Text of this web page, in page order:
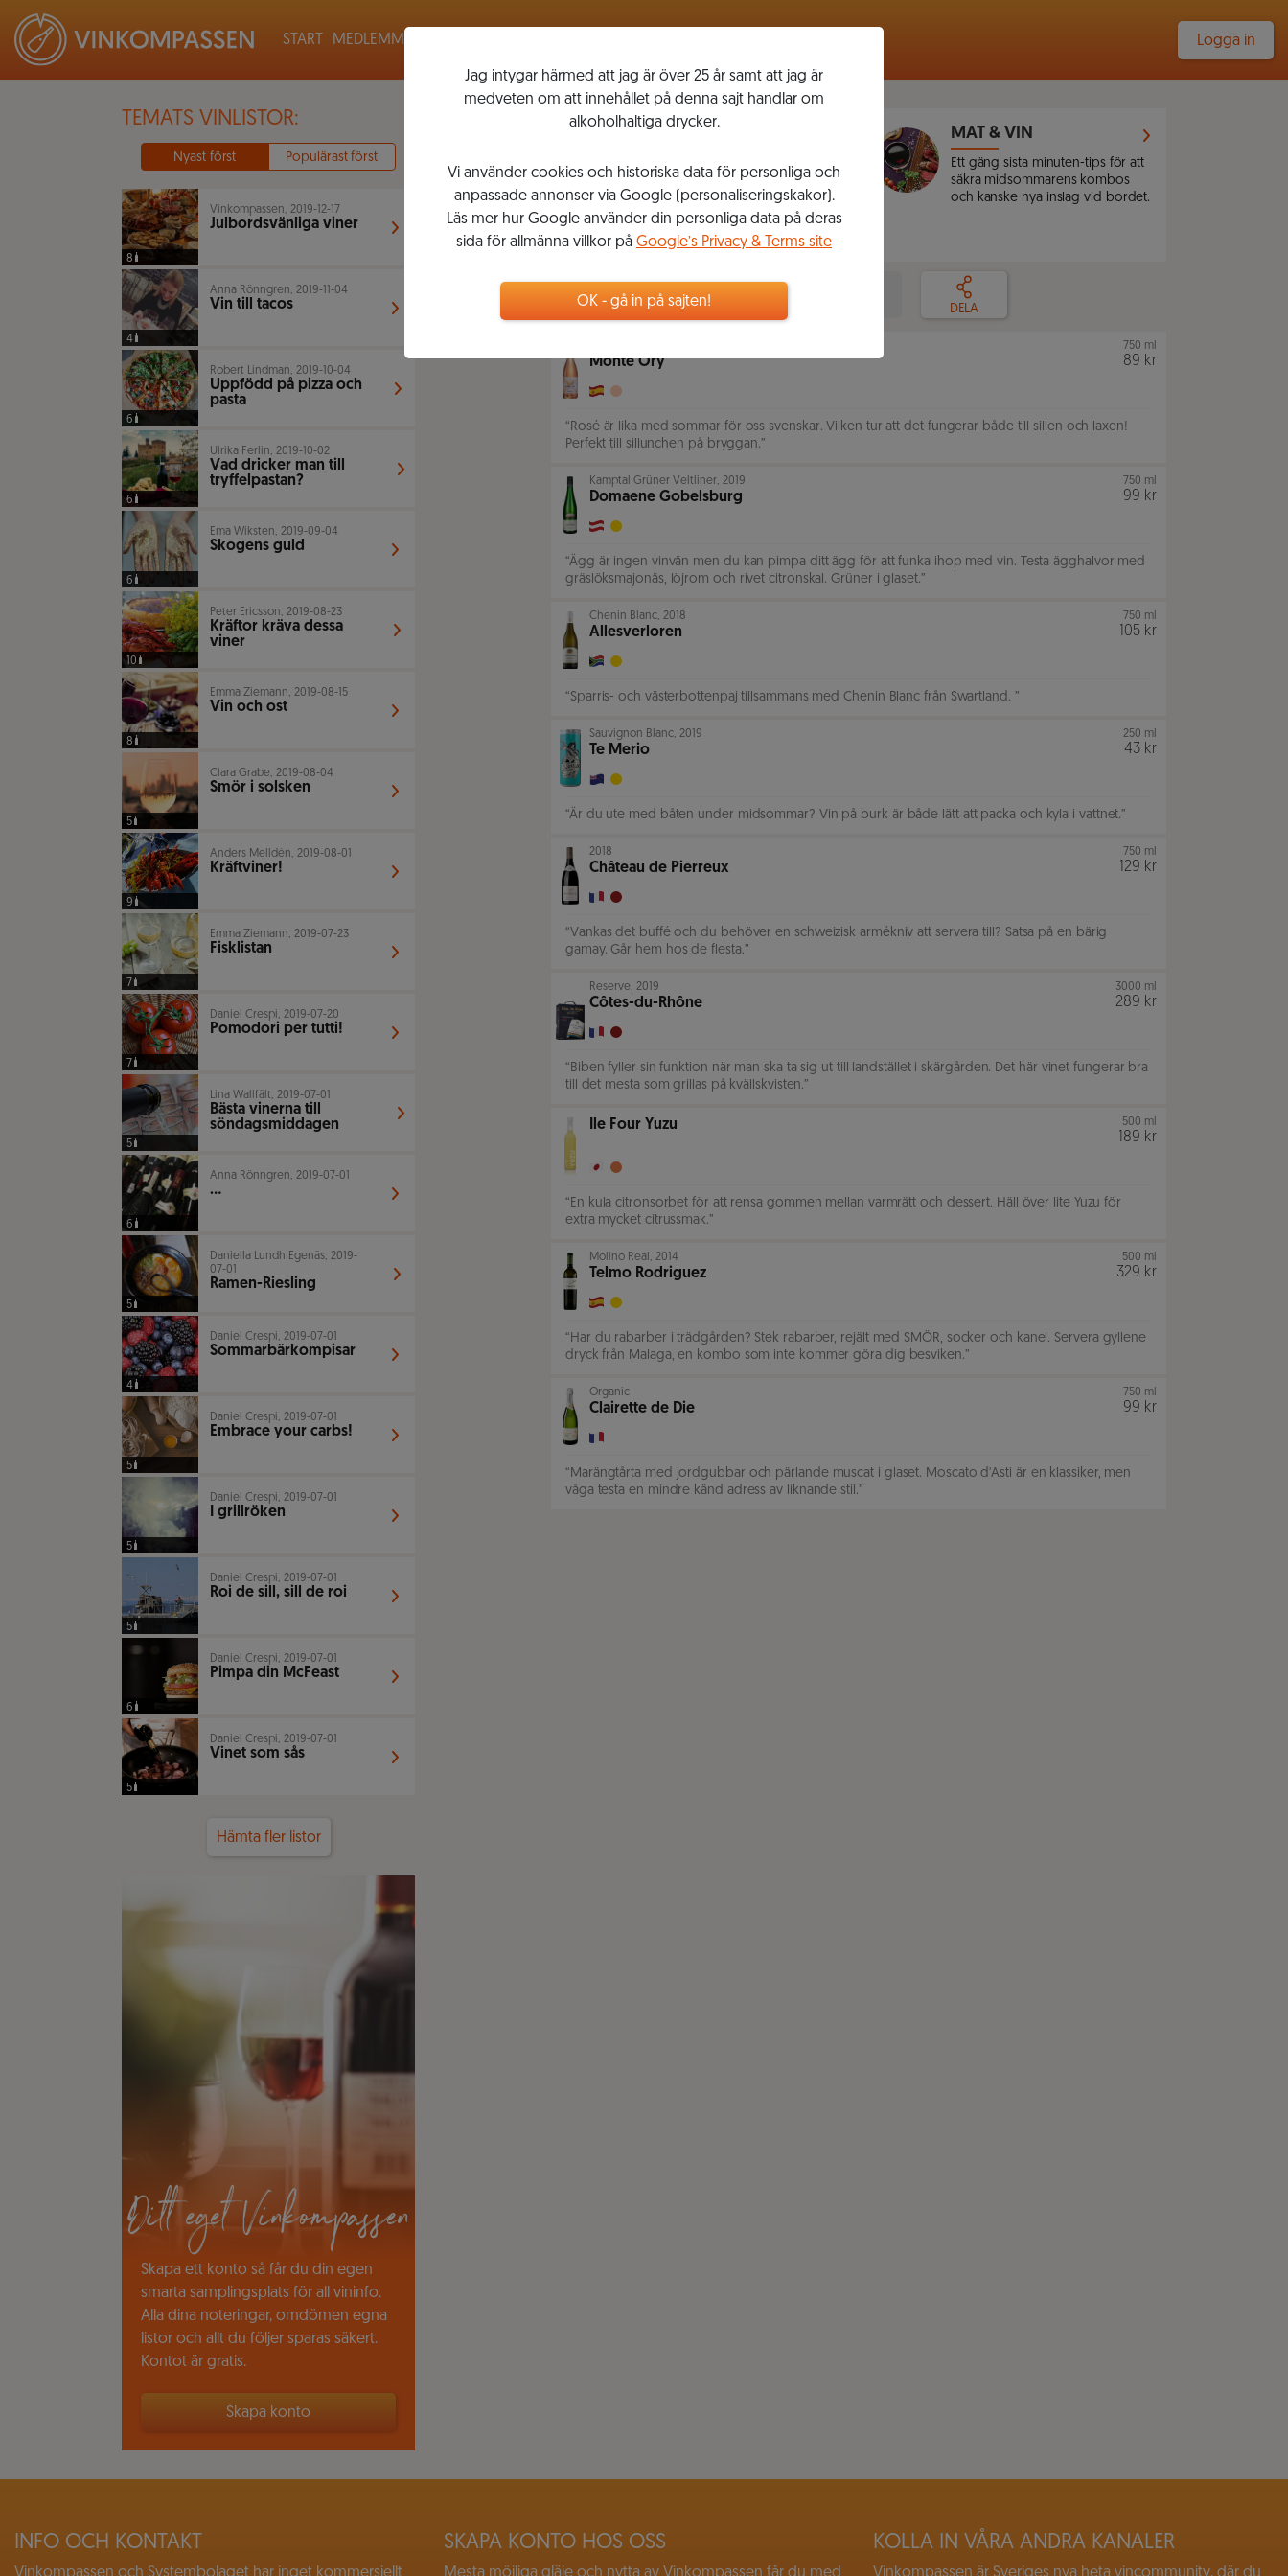
START MEDLEMMAR Logga in
TEMATS VINLISTOR:
Nyast först Populärast först
8
Vinkompassen, 2019-12-17
Julbordsvänliga viner
4
Anna Rönngren, 2019-11-04
Vin till tacos
6
Robert Lindman, 2019-10-04
Uppfödd på pizza och
pasta
6
Ulrika Ferlin, 2019-10-02
Vad dricker man till
tryffelpastan?
6
Ema Wiksten, 2019-09-04
Skogens guld
10
Peter Ericsson, 2019-08-23
Kräftor kräva dessa
viner
8
Emma Ziemann, 2019-08-15
Vin och ost
5
Clara Grabe, 2019-08-04
Smör i solsken
9
Anders Melldén, 2019-08-01
Kräftviner!
7
Emma Ziemann, 2019-07-23
Fisklistan
7
Daniel Crespi, 2019-07-20
Pomodori per tutti!
5
Lina Wallfält, 2019-07-01
Bästa vinerna till
söndagsmiddagen
6
Anna Rönngren, 2019-07-01
…
5
Daniella Lundh Egenäs, 2019-
07-01
Ramen-Riesling
4
Daniel Crespi, 2019-07-01
Sommarbärkompisar
5
Daniel Crespi, 2019-07-01
Embrace your carbs!
5
Daniel Crespi, 2019-07-01
I grillröken
5
Daniel Crespi, 2019-07-01
Roi de sill, sill de roi
6
Daniel Crespi, 2019-07-01
Pimpa din McFeast
5
Daniel Crespi, 2019-07-01
Vinet som sås
Hämta fler listor
Ditt eget Vinkompassen
Skapa ett konto så får du din egen
smarta samplingsplats för all vininfo.
Alla dina noteringar, omdömen egna
listor och allt du följer sparas säkert.
Kontot är gratis.
Skapa konto
EN MIDSOMMARDRÖM
2019-06-19 6 9VINER
MAT & VIN
Ett gäng sista minuten-tips för att
säkra midsommarens kombos
och kanske nya inslag vid bordet.
DELA
Monte Ory
750 ml
89 kr
“Rosé är lika med sommar för oss svenskar. Vilken tur att det fungerar både till sillen och laxen!
Perfekt till sillunchen på bryggan.”
Kamptal Grüner Veltliner, 2019
Domaene Gobelsburg
750 ml
99 kr
“Ägg är ingen vinvän men du kan pimpa ditt ägg för att funka ihop med vin. Testa ägghalvor med
gräslöksmajonäs, löjrom och rivet citronskal. Grüner i glaset.”
Chenin Blanc, 2018
Allesverloren
750 ml
105 kr
“Sparris- och västerbottenpaj tillsammans med Chenin Blanc från Swartland. ”
Sauvignon Blanc, 2019
Te Merio
250 ml
43 kr
“Är du ute med båten under midsommar? Vin på burk är både lätt att packa och kyla i vattnet.”
2018
Château de Pierreux
750 ml
129 kr
“Vankas det buffé och du behöver en schweizisk armékniv att servera till? Satsa på en bärig
gamay. Går hem hos de flesta.”
Reserve, 2019
Côtes-du-Rhône
3000 ml
289 kr
“Biben fyller sin funktion när man ska ta sig ut till landstället i skärgården. Det här vinet fungerar bra
till det mesta som grillas på kvällskvisten.”
Ile Four Yuzu 500 ml
189 kr
“En kula citronsorbet för att rensa gommen mellan varmrätt och dessert. Häll över lite Yuzu för
extra mycket citrussmak.”
Molino Real , 2014
Telmo Rodriguez
500 ml
329 kr
“Har du rabarber i trädgården? Stek rabarber, rejält med SMÖR, socker och kanel. Servera gyllene
dryck från Malaga, en kombo som inte kommer göra dig besviken.”
Organic
Clairette de Die
750 ml
99 kr
“Marängtårta med jordgubbar och pärlande muscat i glaset. Moscato d'Asti är en klassiker, men
våga testa en mindre känd adress av liknande stil.”
INFO OCH KONTAKT SKAPA KONTO HOS OSS KOLLA IN VÅRA ANDRA KANALER
Jag intygar härmed att jag är över 25 år samt att jag är
medveten om att innehållet på denna sajt handlar om
alkoholhaltiga drycker.
Vi använder cookies och historiska data för personliga och
anpassade annonser via Google (personaliseringskakor).
Läs mer hur Google använder din personliga data på deras
sida för allmänna villkor på Google’s Privacy & Terms site
OK - gå in på sajten!